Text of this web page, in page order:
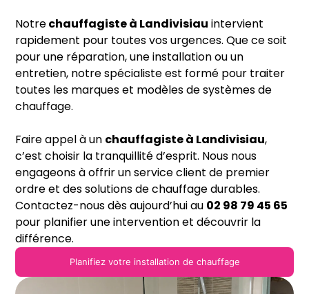
Notrechauffagisteà Landivisiau intervient
rapidement pour toutes vos urgences. Que ce soit
pour une réparation, une installation ou un
entretien, notre spécialiste est formé pour traiter
toutes les marques et modèles de systèmes de
chauffage.
Faire appel à un chauffagisteà Landivisiau,
c’est choisir la tranquillité d’esprit. Nous nous
engageons à offrir un service client de premier
ordre et des solutions de chauffage durables.
Contactez-nous dès aujourd’hui au 02 98 79 45 65
pour planifier une intervention et découvrir la
différence.
Planifiez votre installation de chauffage